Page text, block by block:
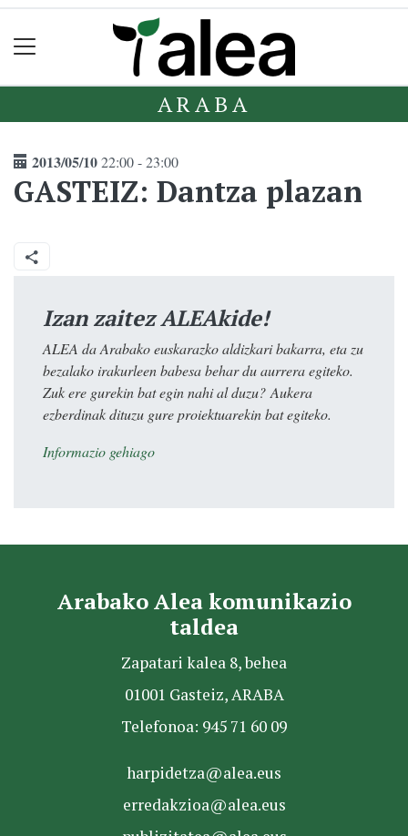
ARABA
2013/05/1022:00 - 23:00
GASTEIZ: Dantza plazan
Izan zaitez ALEAkide!
ALEA da Arabako euskarazko aldizkari bakarra, eta zu
bezalako irakurleen babesa behar du aurrera egiteko.
Zuk ere gurekin bat egin nahi al duzu? Aukera
ezberdinak dituzu gure proiektuarekin bat egiteko.
Informazio gehiago
Arabako Alea komunikazio
taldea
Zapatari kalea 8, behea
01001 Gasteiz, ARABA
Telefonoa: 945 71 60 09
harpidetza@alea.eus
erredakzioa@alea.eus